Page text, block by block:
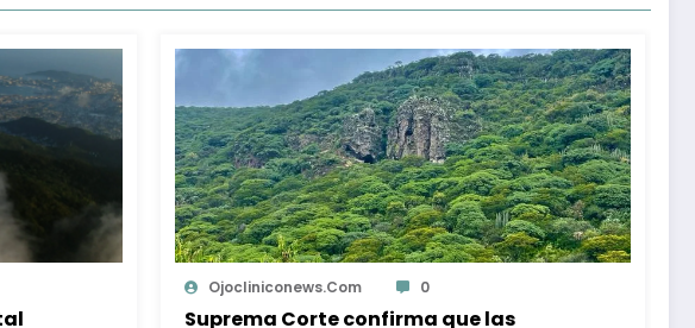
Ojocliniconews.com 0
Abandonan a tres pitbulls bajo el sol